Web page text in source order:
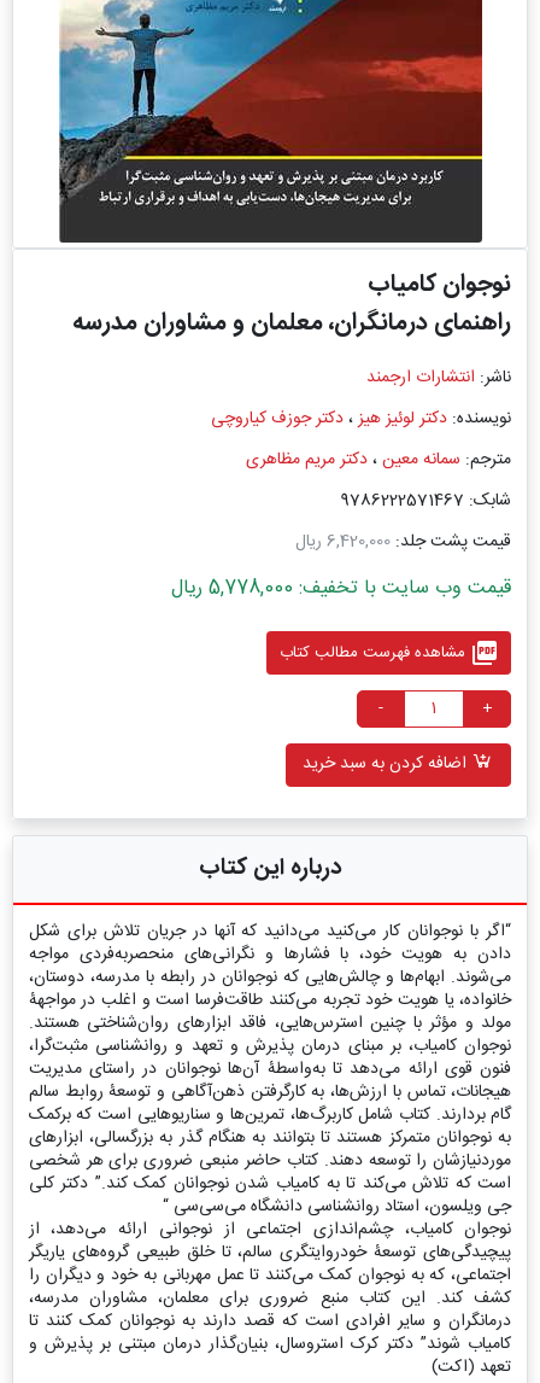
نوجوان کامیاب
راهنمای درمانگران، معلمان و مشاوران مدرسه
ناشر: انتشارات ارجمند
نویسنده: دکتر لوئیز هیز،دکتر جوزف کیاروچی
مترجم: سمانه معین،دکتر مریم مظاهری
شابک: 9786222571467
قیمت پشت جلد: 6,420,000 ریال
قیمت وب سایت با تخفیف: 5,778,000 ریال
picture_as_pdf مشاهده فهرست مطالب کتاب
+
-
اضافه کردن به سبد خرید
درباره این کتاب
“اگر با نوجوانان کار می‌کنید می‌دانید که آنها در جریان تلاش برای شکل
دادن به هویت خود، با فشارها و نگرانی‌های منحصربه‌فردی مواجه
می‌شوند. ابهام‌ها و چالش‌هایی که نوجوانان در رابطه با مدرسه، دوستان،
خانواده، یا هویت خود تجربه می‌کنند طاقت‌فرسا است و اغلب در مواجهۀ
مولد و مؤثر با چنین استرس‌هایی، فاقد ابزارهای روان‌شناختی هستند.
نوجوان کامیاب، بر مبنای درمان پذیرش و تعهد و روانشناسی مثبت‌گرا،
فنون قوی ارائه می‌دهد تا به‌واسطۀ آن‌ها نوجوانان در راستای مدیریت
هیجانات، تماس با ارزش‌ها، به کارگرفتن ذهن‌آگاهی و توسعۀ روابط سالم
گام بردارند. کتاب شامل کاربرگ‌ها، تمرین‌ها و سناریوهایی است که برکمک
به نوجوانان متمرکز هستند تا بتوانند به هنگام گذر به بزرگسالی، ابزارهای
موردنیازشان را توسعه دهند. کتاب حاضر منبعی ضروری برای هر شخصی
است که تلاش می‌کند تا به کامیاب شدن نوجوانان کمک کند.” دکتر کلی
جی ویلسون، استاد روانشناسی دانشگاه می‌سی‌سی “
نوجوان کامیاب، چشم‌اندازی اجتماعی از نوجوانی ارائه می‌دهد، از
پیچیدگی‌های توسعۀ خودروایتگری سالم، تا خلق طبیعی گروه‌های یاریگر
اجتماعی، که به نوجوان کمک می‌کنند تا عمل مهربانی به خود و دیگران را
کشف کند. این کتاب منبع ضروری برای معلمان، مشاوران مدرسه،
درمانگران و سایر افرادی است که قصد دارند به نوجوانان کمک کنند تا
کامیاب شوند” دکتر کرک استروسال، بنیان‌گذار درمان مبتنی بر پذیرش و
تعهد (اکت)